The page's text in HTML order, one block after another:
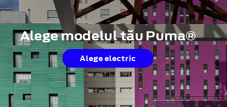
Alege modelul tău Puma®
Alege electric